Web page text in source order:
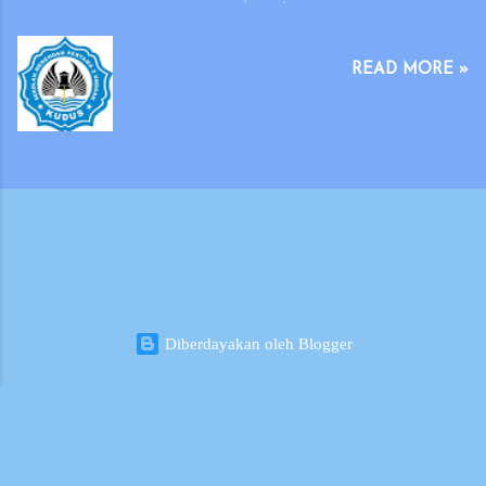
kajian, masukan dan evaluasi terhadap silabus
membuat revisi silabus 2016 yang dikeluarkan
dilaksanakan oleh guru. Penyederhanaan
Penyusunan silabus ini dilakukan dengan prinsip
READ MORE »
Diberdayakan oleh Blogger